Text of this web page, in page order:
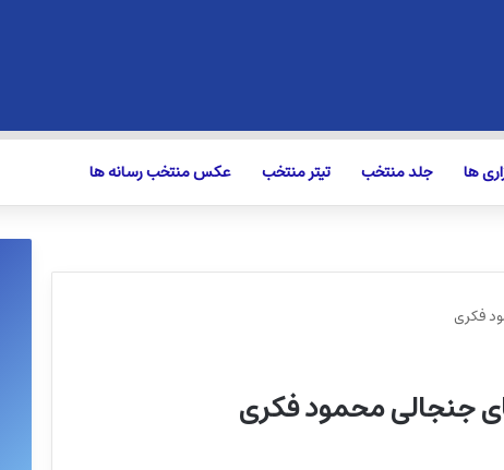
ها جلد منتخب تیتر منتخب عکس منتخب رسانه ها
فکری
جنجالی محمود فکری